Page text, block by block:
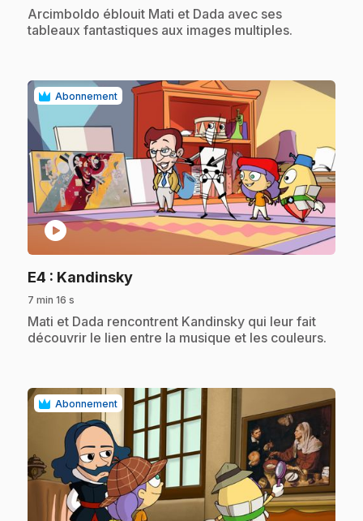
.Arcimboldo éblouit Mati et Dada avec ses
tableaux fantastiques aux images multiples.
Abonnement
play_circle
E4 : Kandinsky.
7 min 16 s
.Mati et Dada rencontrent Kandinsky qui leur fait
découvrir le lien entre la musique et les couleurs.
Abonnement